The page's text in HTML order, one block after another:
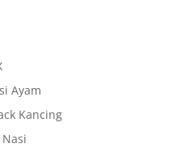
Ayam
Kancing